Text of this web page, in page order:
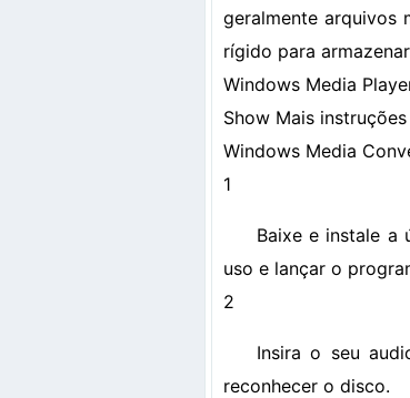
geralmente arquivos
rígido para
Windows Media
Show Mais instruções
Windows Media
1
Baixe e instale a
uso e lançar o
2
Insira o seu
reconhecer o disco.